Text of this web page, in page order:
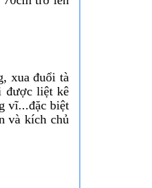
xua đuổi tà
được liệt kê
vĩ...đặc biệt
và kích chủ